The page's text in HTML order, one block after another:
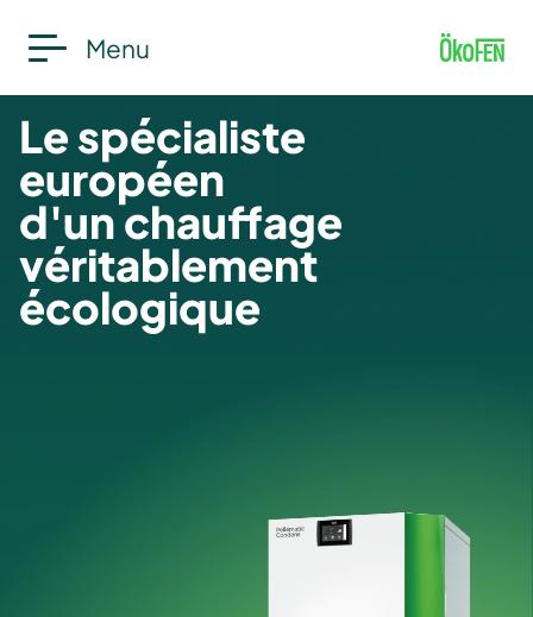
Menu
Le spécialiste
européen
d'un chauffage
véritablement
écologique